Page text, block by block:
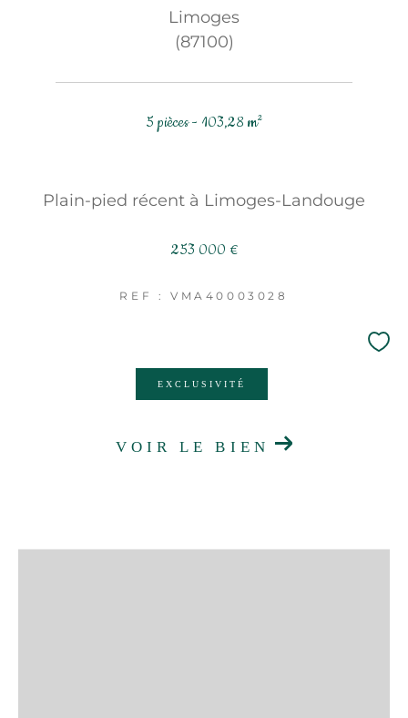
Limoges
(87100)
5 pièces - 103,28 m²
Plain-pied récent à Limoges-Landouge
253 000 €
REF : VMA40003028
EXCLUSIVITÉ
VOIR LE BIEN